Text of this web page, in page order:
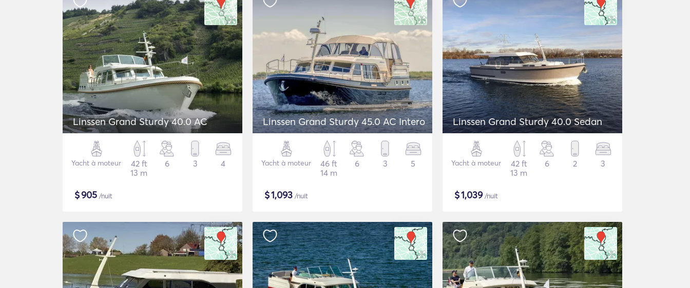
Linssen Grand Sturdy 40.0 AC
Yacht à moteur
42 ft
13 m
6 3 4
$905 /nuit
Linssen Grand Sturdy 45.0 AC Intero
Yacht à moteur
46 ft
14 m
6 3 5
$1,093 /nuit
Linssen Grand Sturdy 40.0 Sedan
Yacht à moteur
42 ft
13 m
6 2 3
$1,039/nuit